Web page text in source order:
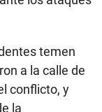
temen
a la calle de
conflicto, y
la